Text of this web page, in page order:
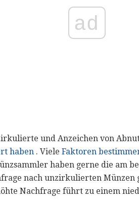
ad
und Anzeichen von
haben . Viele Faktoren
haben gerne die am
nach unzirkulierten Münzen
Nachfrage führt zu einem